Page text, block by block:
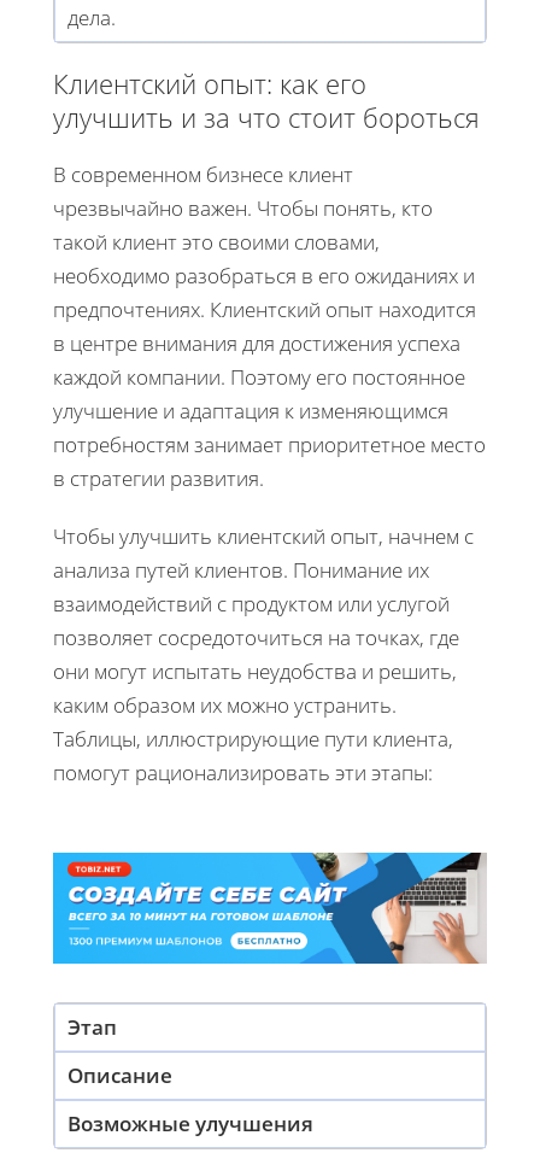
дела.
Клиентский опыт: как его
улучшить и за что стоит бороться
В современном бизнесе клиент
чрезвычайно важен. Чтобы понять, кто
такой клиент это своими словами,
необходимо разобраться в его ожиданиях и
предпочтениях. Клиентский опыт находится
в центре внимания для достижения успеха
каждой компании. Поэтому его постоянное
улучшение и адаптация к изменяющимся
потребностям занимает приоритетное место
в стратегии развития.
Чтобы улучшить клиентский опыт, начнем с
анализа путей клиентов. Понимание их
взаимодействий с продуктом или услугой
позволяет сосредоточиться на точках, где
они могут испытать неудобства и решить,
каким образом их можно устранить.
Таблицы, иллюстрирующие пути клиента,
помогут рационализировать эти этапы:
Этап
Описание
Возможные улучшения